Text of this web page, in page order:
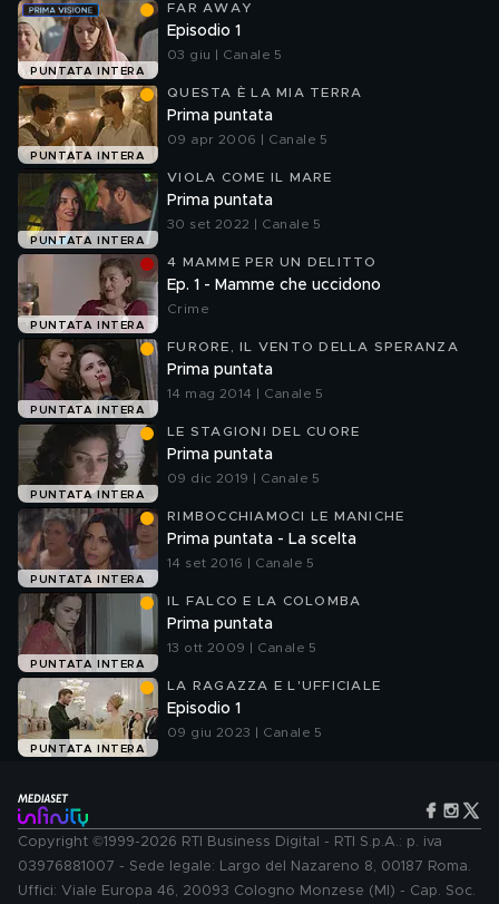
PUNTATA INTERA
FAR AWAY
Episodio 1
03 giu | Canale 5
PUNTATA INTERA
QUESTA È LA MIA TERRA
Prima puntata
09 apr 2006 | Canale 5
PUNTATA INTERA
VIOLA COME IL MARE
Prima puntata
30 set 2022 | Canale 5
PUNTATA INTERA
4 MAMME PER UN DELITTO
Ep. 1 - Mamme che uccidono
Crime
PUNTATA INTERA
FURORE, IL VENTO DELLA SPERANZA
Prima puntata
14 mag 2014 | Canale 5
PUNTATA INTERA
LE STAGIONI DEL CUORE
Prima puntata
09 dic 2019 | Canale 5
PUNTATA INTERA
RIMBOCCHIAMOCI LE MANICHE
Prima puntata - La scelta
14 set 2016 | Canale 5
PUNTATA INTERA
IL FALCO E LA COLOMBA
Prima puntata
13 ott 2009 | Canale 5
PUNTATA INTERA
LA RAGAZZA E L'UFFICIALE
Episodio 1
09 giu 2023 | Canale 5
Copyright ©1999-2026 RTI Business Digital - RTI S.p.A.: p. iva
03976881007 - Sede legale: Largo del Nazareno 8, 00187 Roma.
Uffici: Viale Europa 46, 20093 Cologno Monzese (MI) - Cap. Soc.